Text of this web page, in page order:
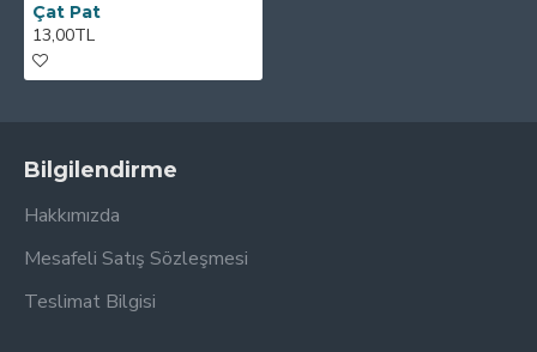
Çat Pat
13,00TL
Bilgilendirme
Hakkımızda
Mesafeli Satış Sözleşmesi
Teslimat Bilgisi